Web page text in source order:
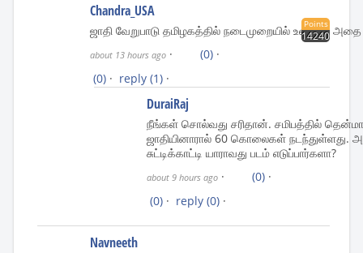
Chandra_USA
ஜாதி வேறுபாடு தமிழகத்தில் நடைமுறையில் உள்ளது. அதை
Points
14240
about 13 hours ago · (0) ·
(0) · reply (1) ·
DuraiRaj
நீங்கள் சொல்வது சரிதான். சமிபத்தில்
ஜாதியினாரால் 60 கொலைகள் நடந்துள்ளது.
சுட்டிக்காட்டி யாராவது படம் எடுப்பார்களா?
about 9 hours ago · (0) ·
(0) · reply (0) ·
Navneeth